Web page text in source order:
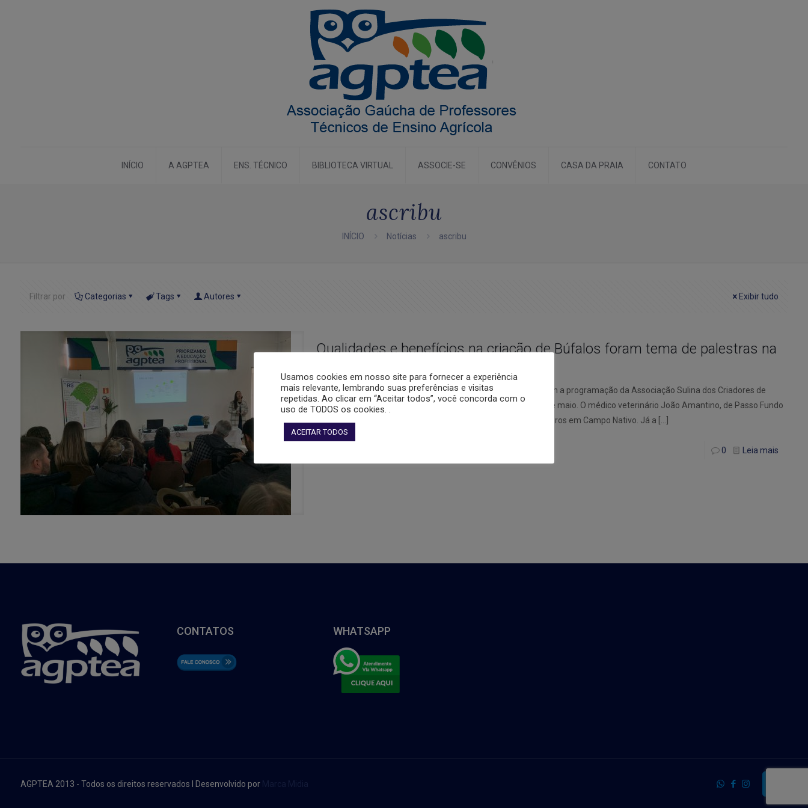
INÍCIO A AGPTEA ENS. TÉCNICO BIBLIOTECA VIRTUAL ASSOCIE-SE CONVÊNIOS CASA DA PRAIA CONTATO
ascribu
INÍCIO Notícias ascribu
Filtrar por Categorias Tags Autores Exibir tudo
Qualidades e benefícios na criação de Búfalos foram tema de palestras na
Palestras sobre manejo e qualidade do leite bubalino marcaram a programação da Associação Sulina dos Criadores de
Búfalos (Ascribu) na Expoleite Fenasul, nesta sexta-feira, 20 de maio. O médico veterinário João Amantino, de Passo Fundo
(RS), falou sobre “Manejo Integrado de Búfalas e Bovinos Leiteiros em Campo Nativo. Já a
0 Leia mais
CONTATOS WHATSAPP
AGPTEA 2013 - Todos os direitos reservados I Desenvolvido por
Usamos cookies em nosso site para fornecer a experiência
mais relevante, lembrando suas preferências e visitas
repetidas. Ao clicar em “Aceitar todos”, você concorda com o
uso de TODOS os cookies. .
ACEITAR TODOS